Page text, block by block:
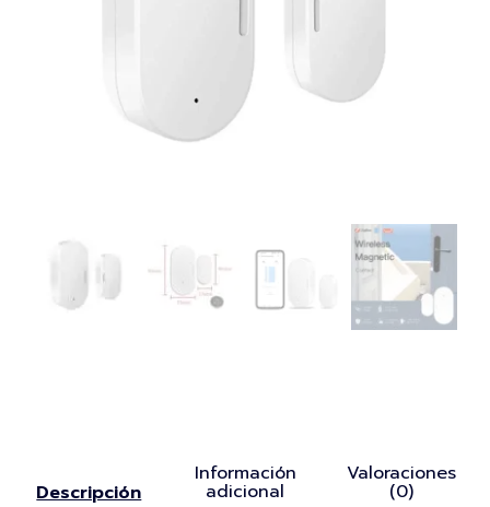
Descripción
Información
adicional
Valoraciones
(0)